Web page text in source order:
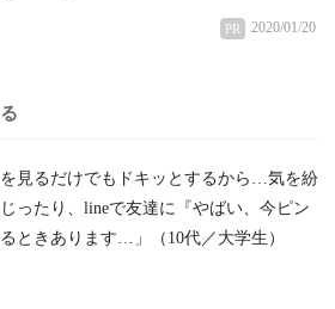
PR 2020/01/20
見るだけでもドキッとするから…気を紛
ったり、lineで友達に『やばい、今ピン
ときあります…」（10代／大学生）